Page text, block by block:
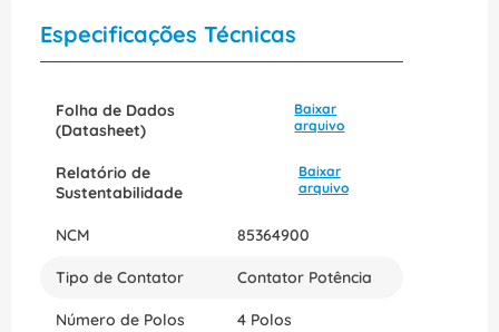
equipamentos, tornando-o uma escolha confiável
para quem busca qualidade e desempenho em
Especificações Técnicas
Folha de Dados
(Datasheet)
Baixar
arquivo
Relatório de
Sustentabilidade
Baixar
arquivo
NCM 85364900
Tipo de Contator Contator Potência
Número de Polos 4 Polos